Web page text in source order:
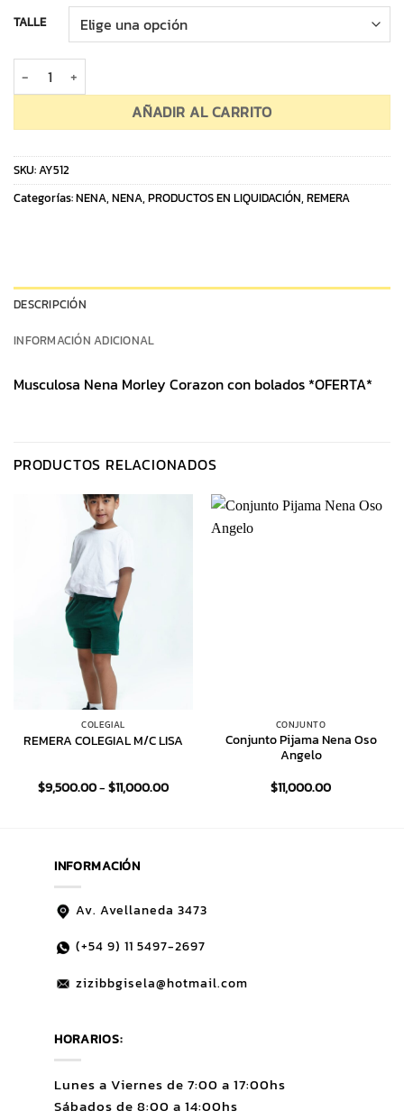
TALLE
Musculosa Nena Morley Corazon con bolados *OFERTA* cantidad
AÑADIR AL CARRITO
SKU:AY512
Categorías:NENA, NENA, PRODUCTOS EN LIQUIDACIÓN, REMERA
DESCRIPCIÓN
INFORMACIÓN ADICIONAL
Musculosa Nena Morley Corazon con bolados *OFERTA*
PRODUCTOS RELACIONADOS
COLEGIAL
REMERA COLEGIAL M/C LISA
$9,500.00- $11,000.00Rango
CONJUNTO
Conjunto Pijama Nena Oso
Angelo
$11,000.00
INFORMACIÓN
Av. Avellaneda 3473
(+54 9) 11 5497-2697
zizibbgisela@hotmail.com
HORARIOS:
Lunes a Viernes de 7:00 a 17:00hs
Sábados de 8:00 a 14:00hs